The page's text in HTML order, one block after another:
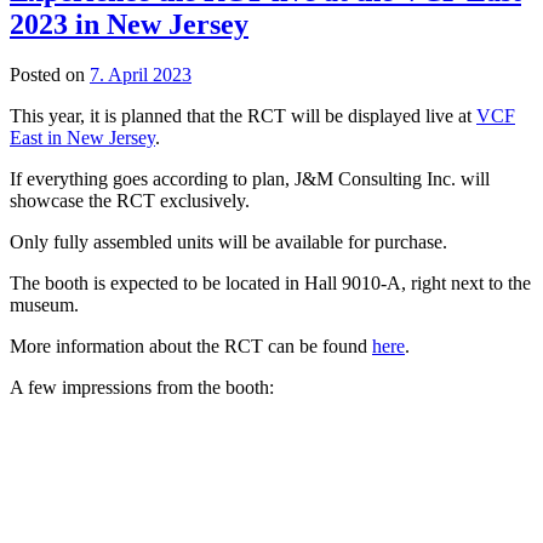
2023 in New Jersey
Posted on 7. April 2023
This year, it is planned that the RCT will be displayed live atVCF
Eastin New Jersey.
If everything goes according to plan, J&M Consulting Inc. will
showcase the RCT exclusively.
Only fully assembled units will be available for purchase.
The booth is expected to be located in Hall 9010-A, right next to the
museum.
More information about the RCT can be found here.
A few impressions from the booth: